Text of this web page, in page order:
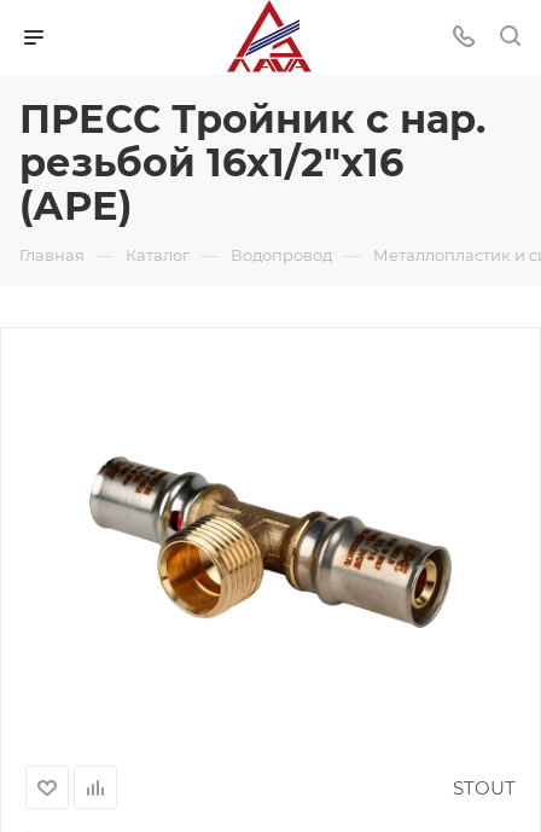
ПРЕСС Тройник с нар.
резьбой 16х1/2"х16
(АРЕ)
Главная — Каталог — Водопровод — Металлопластик и
STOUT